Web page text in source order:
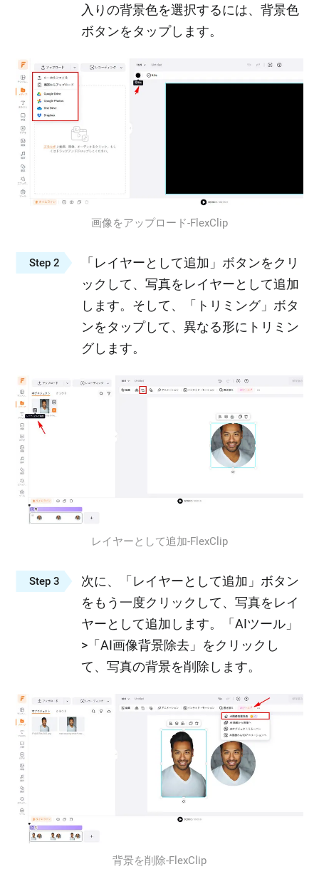
入りの背景色を選択するには、背景色
ボタンをタップします。
画像をアップロード‐FlexClip
Step 2
「レイヤーとして追加」ボタンをクリ
ックして、写真をレイヤーとして追加
します。そして、「トリミング」ボタ
ンをタップして、異なる形にトリミン
グします。
レイヤーとして追加‐FlexClip
Step 3
次に、「レイヤーとして追加」ボタン
をもう一度クリックして、写真をレイ
ヤーとして追加します。「AIツール」
>「AI画像背景除去」をクリックし
て、写真の背景を削除します。
背景を削除‐FlexClip